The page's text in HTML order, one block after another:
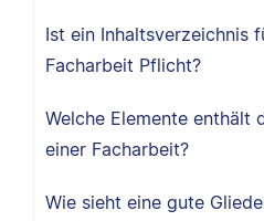
Ist ein Inhaltsverzeichnis
Facharbeit Pflicht?
Welche Elemente enthält
einer Facharbeit?
Wie sieht eine gute